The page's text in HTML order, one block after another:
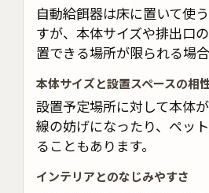
自動給餌器は床に置いて使
すが、本体サイズや排出口
置できる場所が限られる場合
本体サイズと設置スペースの相
設置予定場所に対して本体
線の妨げになったり、ペッ
ることもあります。
インテリアとのなじみやすさ